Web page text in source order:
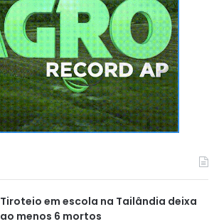
Tiroteio em escola na Tailândia deixa
ao menos 6 mortos